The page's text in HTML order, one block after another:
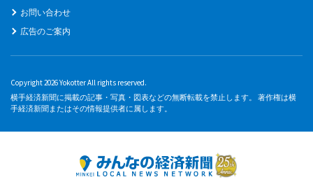
お問い合わせ
広告のご案内
Copyright 2026 Yokotter All rights reserved.
横手経済新聞に掲載の記事・写真・図表などの無断転載を禁止します。 著作権は横
手経済新聞またはその情報提供者に属します。